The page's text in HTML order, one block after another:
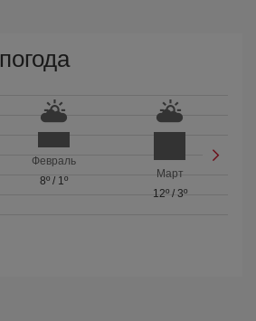
Февраль
8º/ 1º
Март
12º/ 3º